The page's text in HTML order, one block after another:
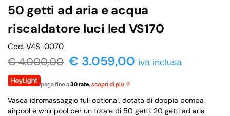
50 getti ad aria e acqua
riscaldatore luci led VS170
Cod. V4S-0070
€4.000,00 € 3.059,00 iva inclusa
paga fino a30 rate, scopri di più
Vasca idromassaggio full optional, dotata di doppia pompa
airpool e whirlpool per un totale di 50 getti: 20 getti ad aria